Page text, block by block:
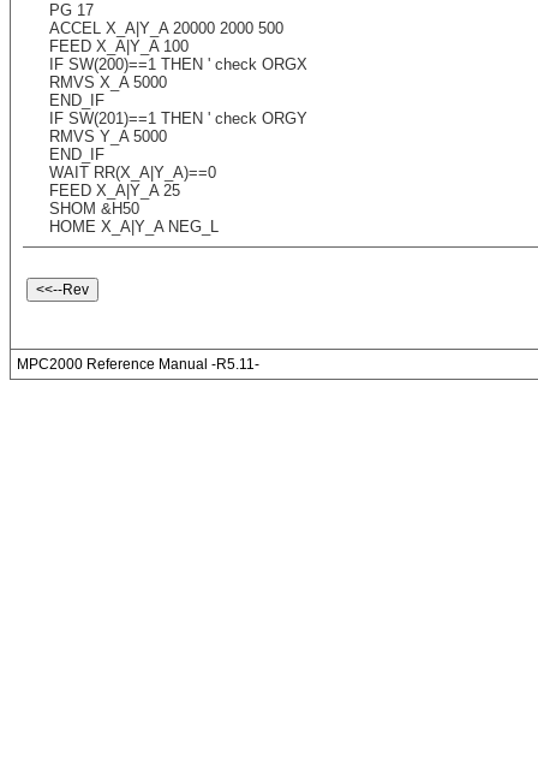
PG 17
ACCEL X_A|Y_A 20000 2000 500
FEED X_A|Y_A 100
IF SW(200)==1 THEN ' check ORGX
RMVS X_A 5000
END_IF
IF SW(201)==1 THEN ' check ORGY
RMVS Y_A 5000
END_IF
WAIT RR(X_A|Y_A)==0
FEED X_A|Y_A 25
SHOM &H50
HOME X_A|Y_A NEG_L
MPC2000 Reference Manual -R5.11-